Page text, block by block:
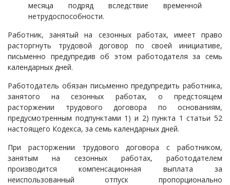
месяца подряд вследствие временной
нетрудоспособности.
Работник, занятый на сезонных работах, имеет право
расторгнуть трудовой договор по своей инициативе,
письменно предупредив об этом работодателя за семь
календарных дней.
Работодатель обязан письменно предупредить работника,
занятого на сезонных работах, о предстоящем
расторжении трудового договора по основаниям,
предусмотренным подпунктами 1) и 2) пункта 1 статьи 52
настоящего Кодекса, за семь календарных дней.
При расторжении трудового договора с работником,
занятым на сезонных работах, работодателем
производится компенсационная выплата за
неиспользованный отпуск пропорционально